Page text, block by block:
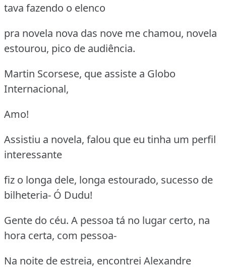
tava fazendo o elenco
pra novela nova das nove me chamou, novela
estourou, pico de audiência.
Martin Scorsese, que assiste a Globo
Internacional,
Amo!
Assistiu a novela, falou que eu tinha um perfil
interessante
fiz o longa dele, longa estourado, sucesso de
bilheteria- Ó Dudu!
Gente do céu. A pessoa tá no lugar certo, na
hora certa, com pessoa-
Na noite de estreia, encontrei Alexandre